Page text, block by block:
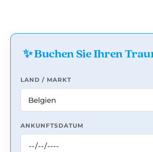
✨ Buchen Sie Ihren
LAND / MARKT
ANKUNFTSDATUM